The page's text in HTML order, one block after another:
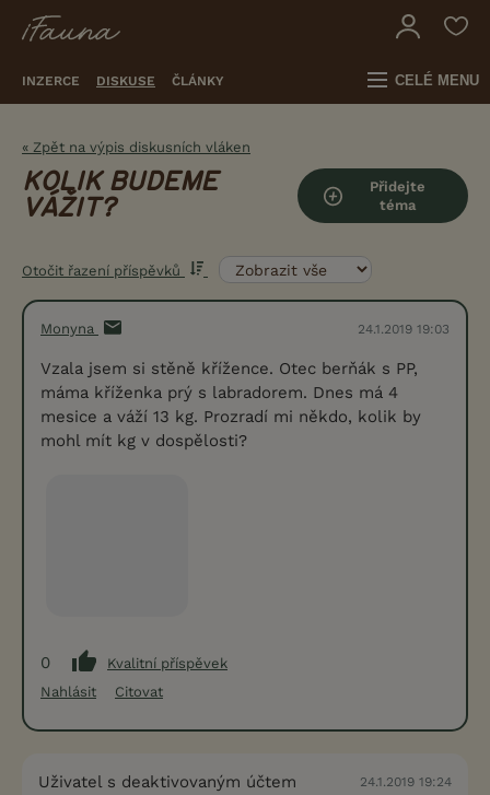
INZERCE DISKUSE ČLÁNKY CELÉ MENU
« Zpět na výpis diskusních vláken
KOLIK BUDEME
VÁŽIT?
Přidejte
téma
Otočit řazení příspěvků
Monyna 24.1.2019 19:03
Vzala jsem si stěně křížence. Otec berňák s PP,
máma kříženka prý s labradorem. Dnes má 4
mesice a váží 13 kg. Prozradí mi někdo, kolik by
mohl mít kg v dospělosti?
0
Kvalitní příspěvek
Nahlásit
Citovat
Uživatel s deaktivovaným účtem 24.1.2019 19:24